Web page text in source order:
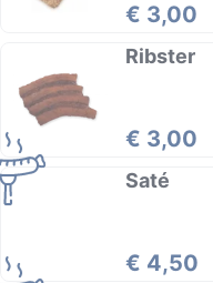
€ 3,00
Ribster
€ 3,00
Saté
€ 4,50